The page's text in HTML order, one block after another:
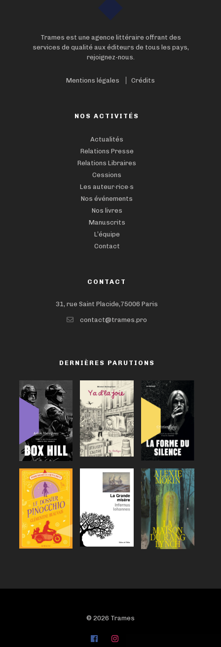
Trames est une agence littéraire offrant des
services de qualité aux éditeurs de tous les pays,
rejoignez-nous.
Mentions légales Crédits
NOS ACTIVITÉS
Actualités
Relations Presse
Relations Libraires
Cessions
Les auteur·rice·s
Nos événements
Nos livres
Manuscrits
L’équipe
Contact
CONTACT
31, rue Saint Placide,75006 Paris
contact@trames.pro
DERNIÈRES PARUTIONS
© 2026 Trames